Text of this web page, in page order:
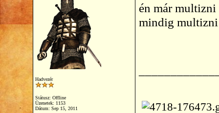
Hadvezér
Státusz: Offline
Üzenetek: 1153
Dátum: Sep 15, 2011
én már multizni
mindig